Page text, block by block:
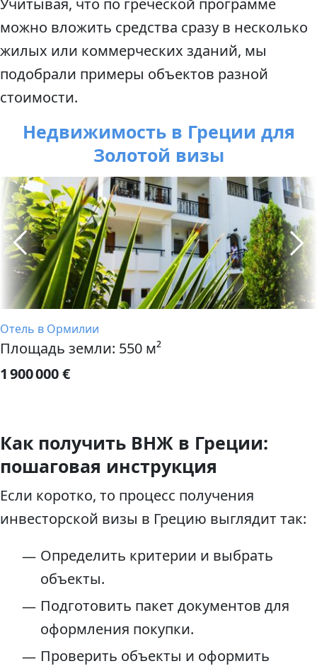
можно вложить средства сразу в несколько
жилых или коммерческих зданий, мы
подобрали примеры объектов разной
стоимости.
Недвижимость в Греции для
Золотой визы
Отель в Ормилии
Площадь земли: 550 м²
1 900 000 €
Как получить ВНЖ в Греции:
пошаговая инструкция
Если коротко, то процесс получения
инвесторской визы в Грецию выглядит так:
Определить критерии и выбрать
объекты.
Подготовить пакет документов для
оформления покупки.
Проверить объекты и оформить